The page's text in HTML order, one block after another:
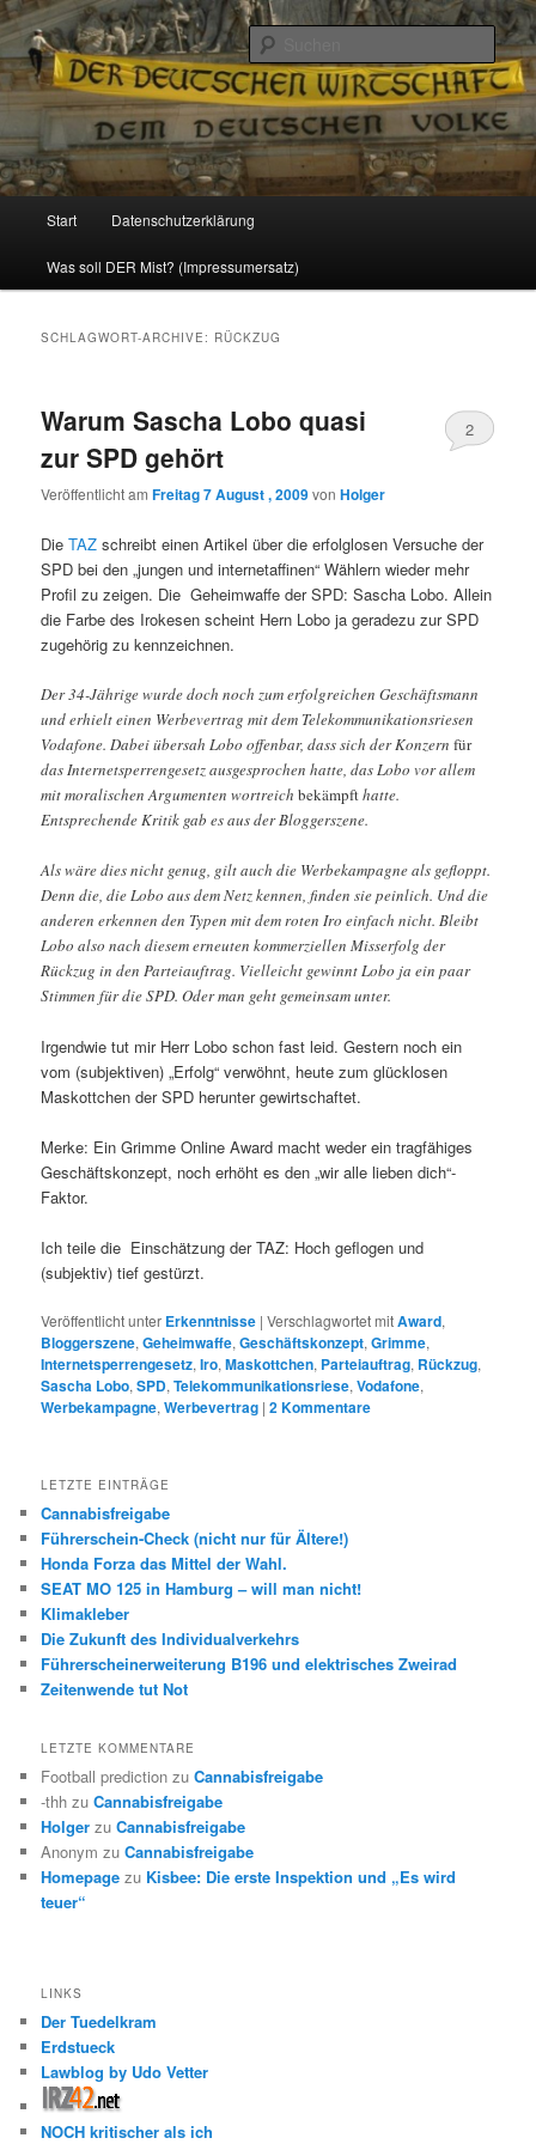
Reizzentrum
Politik, Wirtschaft, Soziales und Gesellschaft
Zum
Inhalt
Zum
sekundären
Start Datenschutzerklärung
Was soll DER Mist? (Impressumersatz)
SCHLAGWORT-ARCHIVE: RÜCKZUG
Warum Sascha Lobo quasi
zur SPD gehört
Veröffentlicht amFreitag 7 August , 2009vonHolger
2
DieTAZ schreibt einen Artikel über die erfolglosen Versuche der
SPD bei den „jungen und internetaffinen“ Wählern wieder mehr
Profil zu zeigen. Die Geheimwaffe der SPD: Sascha Lobo. Allein
die Farbe des Irokesen scheint Hern Lobo ja geradezu zur SPD
zugehörig zu kennzeichnen.
Der 34-Jährige wurde doch noch zum erfolgreichen Geschäftsmann
und erhielt einen Werbevertrag mit dem Telekommunikationsriesen
Vodafone. Dabei übersah Lobo offenbar, dass sich der Konzernfür
das Internetsperrengesetz ausgesprochen hatte, das Lobo vor allem
mit moralischen Argumenten wortreichbekämpfthatte.
Entsprechende Kritik gab es aus der Bloggerszene.
Als wäre dies nicht genug, gilt auch die Werbekampagne als gefloppt.
Denn die, die Lobo aus dem Netz kennen, finden sie peinlich. Und die
anderen erkennen den Typen mit dem roten Iro einfach nicht. Bleibt
Lobo also nach diesem erneuten kommerziellen Misserfolg der
Rückzug in den Parteiauftrag. Vielleicht gewinnt Lobo ja ein paar
Stimmen für die SPD. Oder man geht gemeinsam unter.
Irgendwie tut mir Herr Lobo schon fast leid. Gestern noch ein
vom (subjektiven) „Erfolg“ verwöhnt, heute zum glücklosen
Maskottchen der SPD herunter gewirtschaftet.
Merke: Ein Grimme Online Award macht weder ein tragfähiges
Geschäftskonzept, noch erhöht es den „wir alle lieben dich“-
Faktor.
Ich teile die Einschätzung der TAZ: Hoch geflogen und
(subjektiv) tief gestürzt.
Veröffentlicht unter Erkenntnisse |Verschlagwortet mitAward,
Bloggerszene,Geheimwaffe,Geschäftskonzept,Grimme,
Internetsperrengesetz,Iro,Maskottchen, Parteiauftrag, Rückzug,
Sascha Lobo,SPD,Telekommunikationsriese,Vodafone,
Werbekampagne,Werbevertrag |2Kommentare
LETZTE EINTRÄGE
Cannabisfreigabe
Führerschein-Check (nicht nur für Ältere!)
Honda Forza das Mittel der Wahl.
SEAT MO 125 in Hamburg – will man nicht!
Klimakleber
Die Zukunft des Individualverkehrs
Führerscheinerweiterung B196 und elektrisches Zweirad
Zeitenwende tut Not
LETZTE KOMMENTARE
Football prediction zuCannabisfreigabe
-thh zuCannabisfreigabe
Holger zuCannabisfreigabe
Anonym zuCannabisfreigabe
Homepage zu Kisbee: Die erste Inspektion und „Es wird
teuer“
LINKS
Der Tuedelkram
Erdstueck
Lawblog by Udo Vetter
NOCH kritischer als ich